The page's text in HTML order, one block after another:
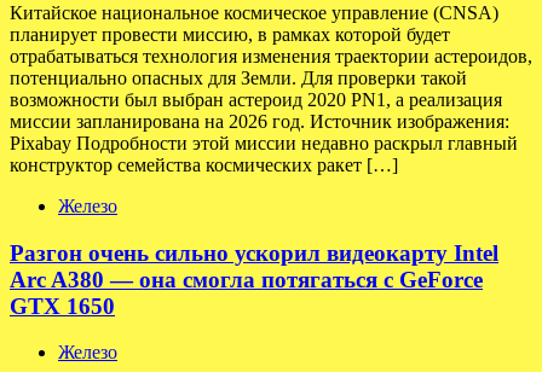
Китайское национальное космическое управление (CNSA)
планирует провести миссию, в рамках которой будет
отрабатываться технология изменения траектории астероидов,
потенциально опасных для Земли. Для проверки такой
возможности был выбран астероид 2020 PN1, а реализация
миссии запланирована на 2026 год. Источник изображения:
Pixabay Подробности этой миссии недавно раскрыл главный
конструктор семейства космических ракет […]
Железо
Разгон очень сильно ускорил видеокарту Intel
Arc A380 — она смогла потягаться с GeForce
GTX 1650
Железо